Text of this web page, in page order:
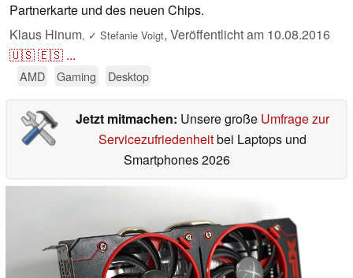
Partnerkarte und des neuen Chips.
Klaus Hinum, ✓ Stefanie Voigt, Veröffentlicht am 10.08.2016
🇺🇸🇪🇸 ...
AMD Gaming Desktop
Jetzt mitmachen: Unsere große Umfrage zur
Servicezufriedenheitbei Laptops und
Smartphones 2026